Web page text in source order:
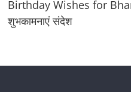
Birthday Wishes for
शुभकामनाएं संदेश